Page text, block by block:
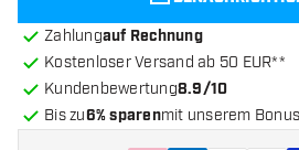
Zahlungauf Rechnung
Kostenloser Versand ab 50 EUR**
Kundenbewertung8.9/10
Bis zu6% sparenmit unserem